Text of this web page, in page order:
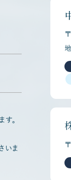
。
いま